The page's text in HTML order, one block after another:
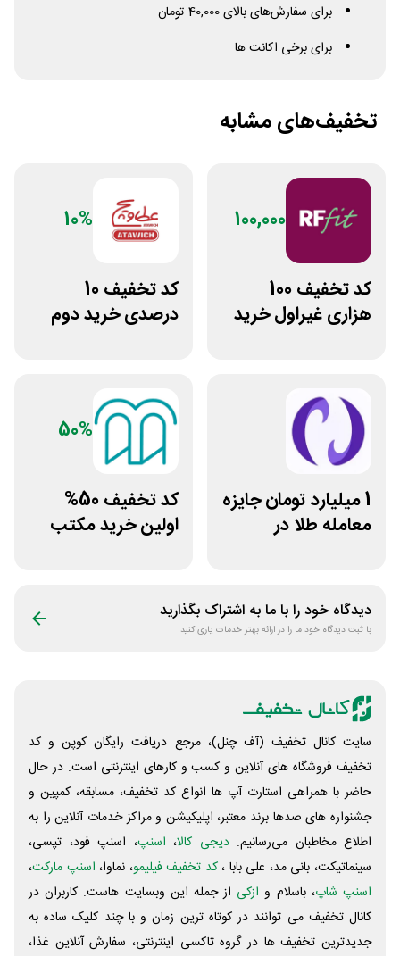
برای سفارش‌های بالای 40,000 تومان
برای برخی اکانت ها
تخفیف‌های مشابه
100,000
کد تخفیف 100
هزاری غیراول خرید
10%
کد تخفیف 10
درصدی خرید دوم
1 میلیارد تومان جایزه
معامله طلا در
50%
کد تخفیف 50%
اولین خرید مکتب
دیدگاه خود را با ما به اشتراک بگذارید
با ثبت دیدگاه خود ما را در ارائه بهتر خدمات یاری کنید
سایت کانال تخفیف (آف چنل)، مرجع دریافت رایگان کوپن و کد
تخفیف فروشگاه های آنلاین و کسب و‌ کارهای اینترنتی است. در حال
حاضر با همراهی استارت آپ ها انواع کد تخفیف، مسابقه، کمپین و
جشنواره های صدها برند معتبر، اپلیکیشن و مراکز خدمات آنلاین را به
اطلاع مخاطبان می‌رسانیم. دیجی کالا، اسنپ، اسنپ فود، تپسی،
سینماتیکت، بانی مد، علی‌ بابا ،کد تخفیف فیلیمو، نماوا، اسنپ مارکت،
اسنپ شاپ، باسلام و ازکی از جمله این وبسایت ‌هاست. کاربران در
کانال تخفیف می توانند در کوتاه ترین زمان و با چند کلیک ساده به
جدیدترین تخفیف ها در گروه تاکسی اینترنتی، سفارش آنلاین غذا،